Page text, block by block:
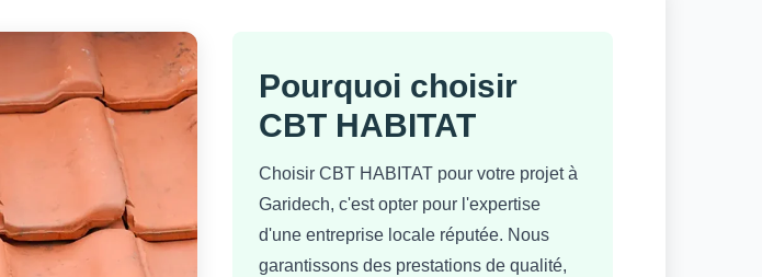
Pourquoi choisir
CBT HABITAT
Choisir CBT HABITAT pour votre projet à
Garidech, c'est opter pour l'expertise
d'une entreprise locale réputée. Nous
garantissons des prestations de qualité,